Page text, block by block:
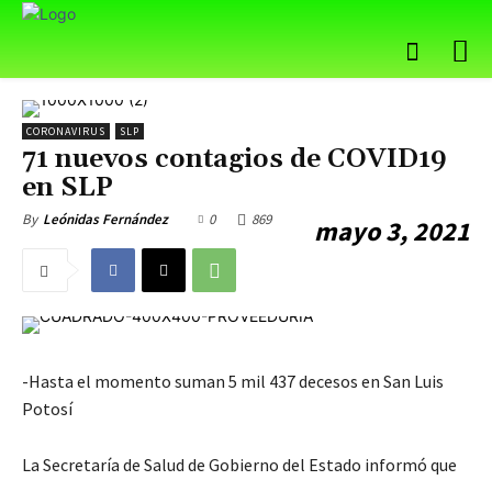
CORONAVIRUS SLP
71 nuevos contagios de COVID19
en SLP
By Leónidas Fernández mayo 3, 2021
0 869
-Hasta el momento suman 5 mil 437 decesos en San Luis
Potosí
La Secretaría de Salud de Gobierno del Estado informó que